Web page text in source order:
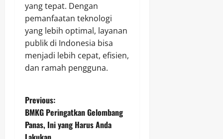
yang tepat. Dengan
pemanfaatan teknologi
yang lebih optimal, layanan
publik di Indonesia bisa
menjadi lebih cepat, efisien,
dan ramah pengguna.
P
o
Previous:
BMKG Peringatkan Gelombang
Panas, Ini yang Harus Anda